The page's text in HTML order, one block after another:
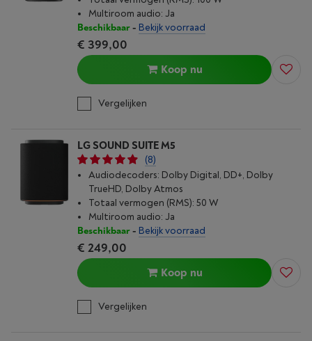
Multiroom audio: Ja
Beschikbaar- Bekijk voorraad
€ 399,00
Koop nu
Vergelijken
LG SOUND SUITE M5
(8)
Audiodecoders: Dolby Digital, DD+, Dolby
TrueHD, Dolby Atmos
Totaal vermogen (RMS): 50 W
Multiroom audio: Ja
Beschikbaar- Bekijk voorraad
€ 249,00
Koop nu
Vergelijken